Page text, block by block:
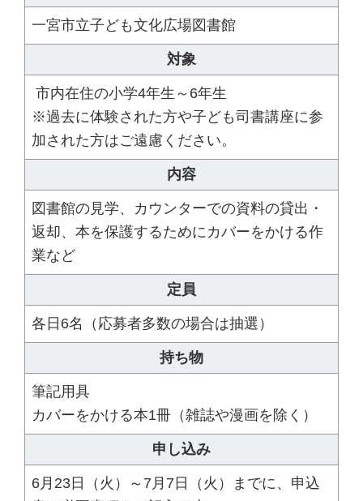
一宮市立子ども文化広場図書館
対象
市内在住の小学4年生～6年生
※過去に体験された方や子ども司書講座に参
加された方はご遠慮ください。
内容
図書館の見学、カウンターでの資料の貸出・
返却、本を保護するためにカバーをかける作
業など
定員
各日6名（応募者多数の場合は抽選）
持ち物
筆記用具
カバーをかける本1冊（雑誌や漫画を除く）
申し込み
6月23日（火）～7月7日（火）までに、申込